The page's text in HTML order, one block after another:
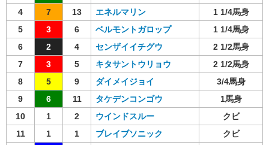
4
7 13 エネルマリン
1 1/4馬身
5
3 6 ベルモントガロップ
1 1/4馬身
6
2 4 センザイイチグウ
2 1/2馬身
7
3 5 キタサントウリョウ
2 1/2馬身
8
5 9 ダイメイジョイ
3/4馬身
9
6 11 タケデンコンゴウ
1馬身
10
1 2 ウインドスルー
クビ
11
1 1 ブレイブソニック
クビ